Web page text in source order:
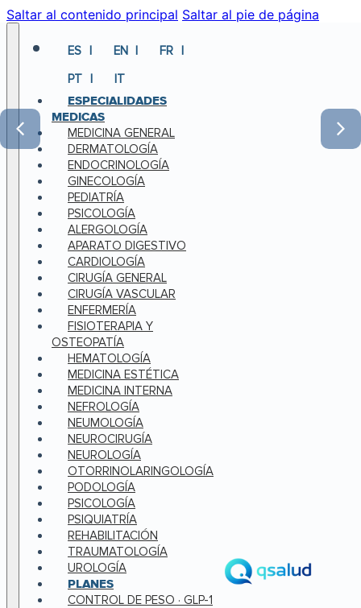
Saltar al contenido principal Saltar al pie de página
ES EN
FR
PT
IT
ESPECIALIDADES
MEDICAS
MEDICINA GENERAL
DERMATOLOGÍA
ENDOCRINOLOGÍA
GINECOLOGÍA
PEDIATRÍA
PSICOLOGÍA
ALERGOLOGÍA
APARATO DIGESTIVO
CARDIOLOGÍA
CIRUGÍA GENERAL
CIRUGÍA VASCULAR
ENFERMERÍA
FISIOTERAPIA Y
OSTEOPATÍA
HEMATOLOGÍA
MEDICINA ESTÉTICA
MEDICINA INTERNA
NEFROLOGÍA
NEUMOLOGÍA
NEUROCIRUGÍA
NEUROLOGÍA
OTORRINOLARINGOLOGÍA
PODOLOGÍA
PSICOLOGÍA
PSIQUIATRÍA
REHABILITACIÓN
TRAUMATOLOGÍA
UROLOGÍA
PLANES
CONTROL DE PESO · GLP-1